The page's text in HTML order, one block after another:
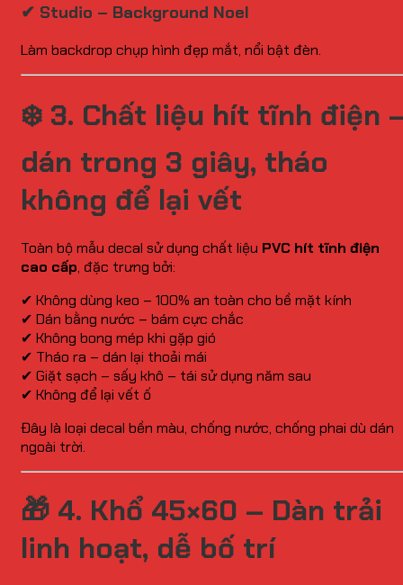
✔ Studio – Background Noel
Làm backdrop chụp hình đẹp mắt, nổi bật đèn.
❄️ 3. Chất liệu hít tĩnh điện
dán trong 3 giây, tháo
không để lại vết
Toàn bộ mẫu decal sử dụng chất liệu PVC hít tĩnh điện
cao cấp, đặc trưng bởi:
✔ Không dùng keo – 100% an toàn cho bề mặt kính
✔ Dán bằng nước – bám cực chắc
✔ Không bong mép khi gặp gió
✔ Tháo ra – dán lại thoải mái
✔ Giặt sạch – sấy khô – tái sử dụng năm sau
✔ Không để lại vết ố
Đây là loại decal bền màu, chống nước, chống phai dù dán
ngoài trời.
🎁 4. Khổ 45×60 – Dàn trải
linh hoạt, dễ bố trí